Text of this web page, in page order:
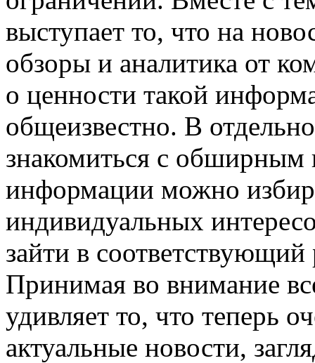
выступает то, что на
обзоры и аналитика от
о ценности такой
общеизвестно. В
знакомиться с обширным
информации можно
индивидуальных
зайти в соответствующий
Принимая во внимание
удивляет то, что теперь
актуальные новости,